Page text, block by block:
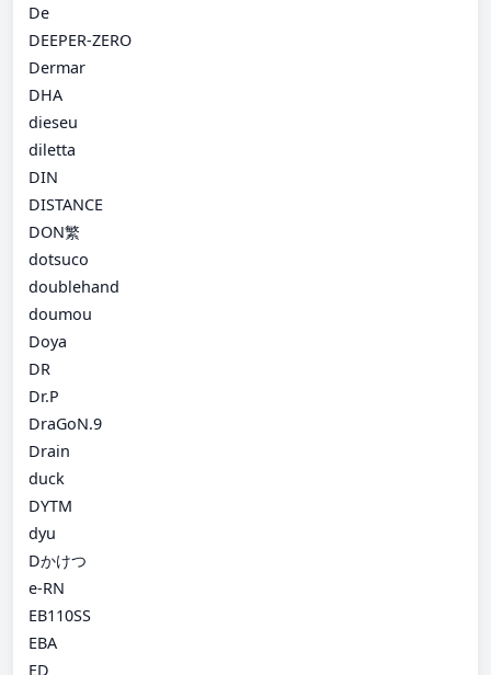
De
DEEPER-ZERO
Dermar
DHA
dieseu
diletta
DIN
DISTANCE
DON繁
dotsuco
doublehand
doumou
Doya
DR
Dr.P
DraGoN.9
Drain
duck
DYTM
dyu
Dかけつ
e-RN
EB110SS
EBA
ED